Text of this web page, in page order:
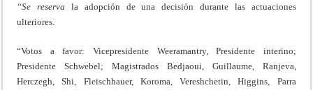
“Se reserva la adopción de una decisión durante las actuaciones
ulteriores.
“Votos a favor: Vicepresidente Weeramantry, Presidente interino;
Presidente Schwebel; Magistrados Bedjaoui, Guillaume, Ranjeva,
Herczegh, Shi, Fleischhauer, Koroma, Vereshchetin, Higgins, Parra